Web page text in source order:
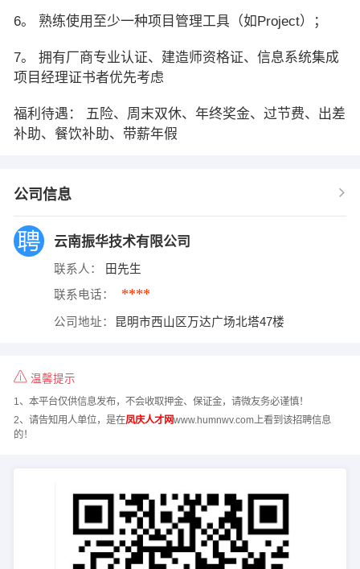
6。 熟练使用至少一种项目管理工具（如Project）；
7。 拥有厂商专业认证、建造师资格证、信息系统集成
项目经理证书者优先考虑
福利待遇： 五险、周末双休、年终奖金、过节费、出差
补助、餐饮补助、带薪年假
公司信息
云南振华技术有限公司
联系人： 田先生
联系电话： ****
公司地址： 昆明市西山区万达广场北塔47楼
温馨提示
1、本平台仅供信息发布，不会收取押金、保证金，请微友务必谨慎！
2、请告知用人单位，是在凤庆人才网www.humnwv.com上看到该招聘信息
的！